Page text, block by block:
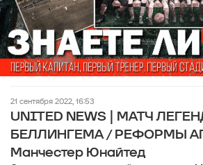
21 сентября 2022, 16:53
UNITED NEWS | МАТЧ
БЕЛЛИНГЕМА / РЕФОРМЫ
Манчестер Юнайтед